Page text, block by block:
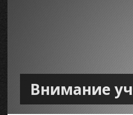
Внимание